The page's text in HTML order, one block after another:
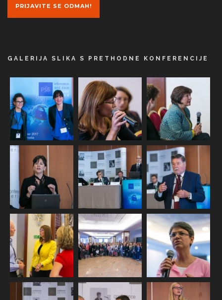
PRIJAVITE SE ODMAH!
GALERIJA SLIKA S PRETHODNE KONFERENCIJE